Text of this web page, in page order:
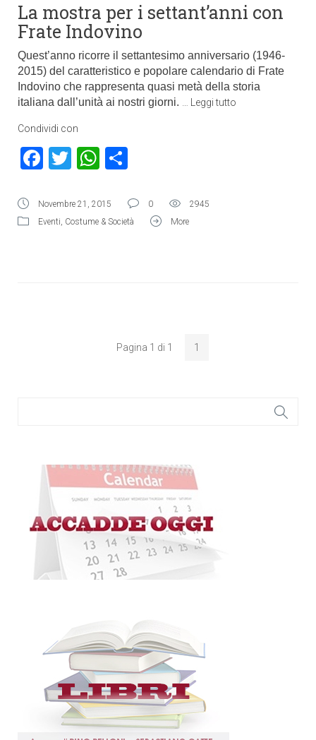
La mostra per i settant’anni con
Frate Indovino
Quest’anno ricorre il settantesimo anniversario (1946-
2015) del caratteristico e popolare calendario di Frate
Indovino che rappresenta quasi metà della storia
italiana dall’unità ai nostri giorni.
Leggi tutto
Condividi con
Facebook
TwitterWhatsApp
Novembre 21, 2015 0
2945
Eventi, Costume & Società More
Pagina 1 di 1 1